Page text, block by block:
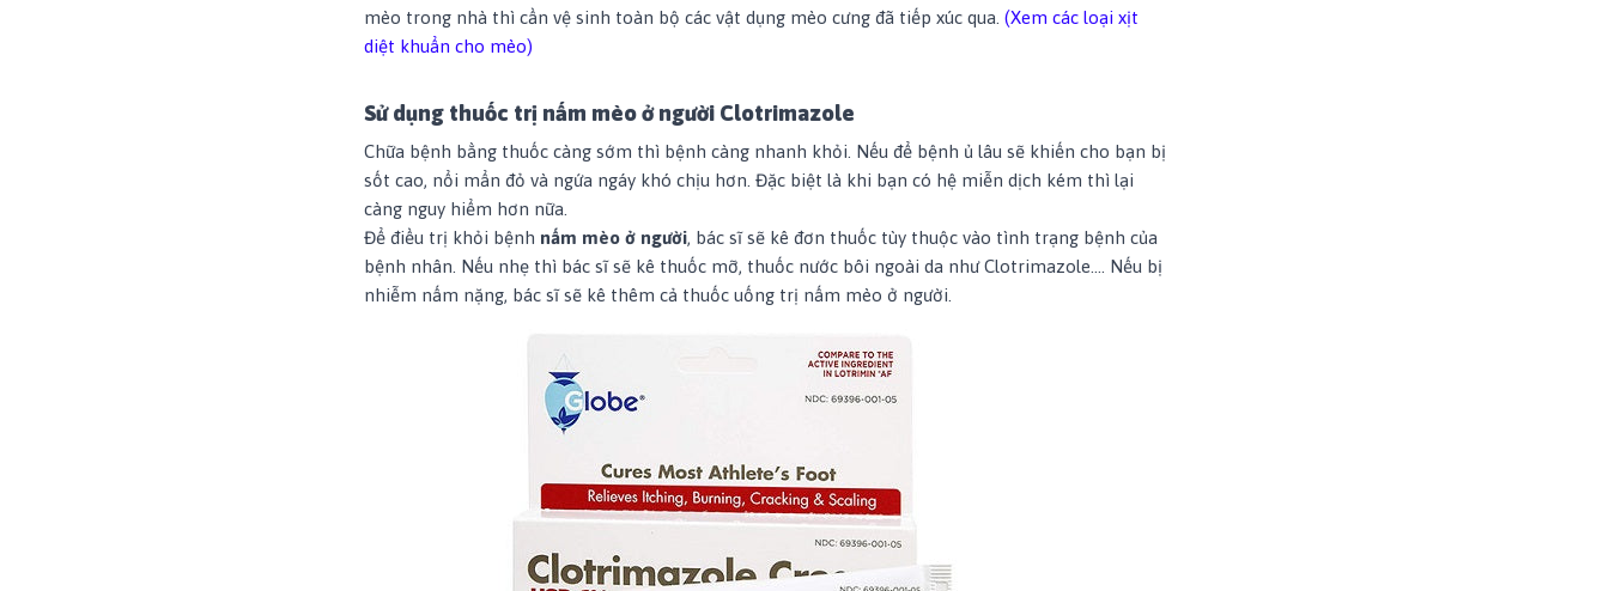
mèo trong nhà thì cần vệ sinh toàn bộ các vật dụng mèo cưng đã tiếp xúc qua. (Xem các loại xịt
diệt khuẩn cho mèo)
Sử dụng thuốc trị nấm mèo ở người Clotrimazole
Chữa bệnh bằng thuốc càng sớm thì bệnh càng nhanh khỏi. Nếu để bệnh ủ lâu sẽ khiến cho bạn bị
sốt cao, nổi mẩn đỏ và ngứa ngáy khó chịu hơn. Đặc biệt là khi bạn có hệ miễn dịch kém thì lại
càng nguy hiểm hơn nữa.
Để điều trị khỏi bệnh nấm mèo ở người, bác sĩ sẽ kê đơn thuốc tùy thuộc vào tình trạng bệnh của
bệnh nhân. Nếu nhẹ thì bác sĩ sẽ kê thuốc mỡ, thuốc nước bôi ngoài da như Clotrimazole…. Nếu bị
nhiễm nấm nặng, bác sĩ sẽ kê thêm cả thuốc uống trị nấm mèo ở người.